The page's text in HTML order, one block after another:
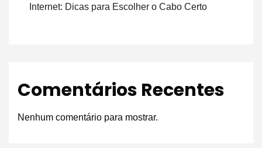
Internet: Dicas para Escolher o Cabo Certo
Comentários Recentes
Nenhum comentário para mostrar.